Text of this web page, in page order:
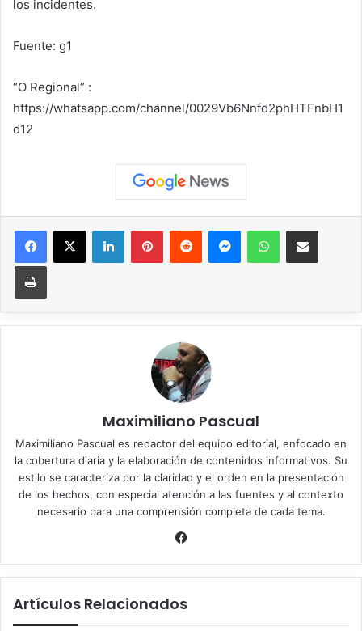
los incidentes.
Fuente: g1
“O Regional” :
https://whatsapp.com/channel/0029Vb6Nnfd2phHTFnbH1
d12
Facebook
X LinkedInPinterestReddit MessengerWhatsAppCompartir vía correo
Imprimir
Maximiliano Pascual
Maximiliano Pascual es redactor del equipo editorial, enfocado en
la cobertura diaria y la elaboración de contenidos informativos. Su
estilo se caracteriza por la claridad y el orden en la presentación
de los hechos, con especial atención a las fuentes y al contexto
necesario para una comprensión completa de cada tema.
Artículos Relacionados